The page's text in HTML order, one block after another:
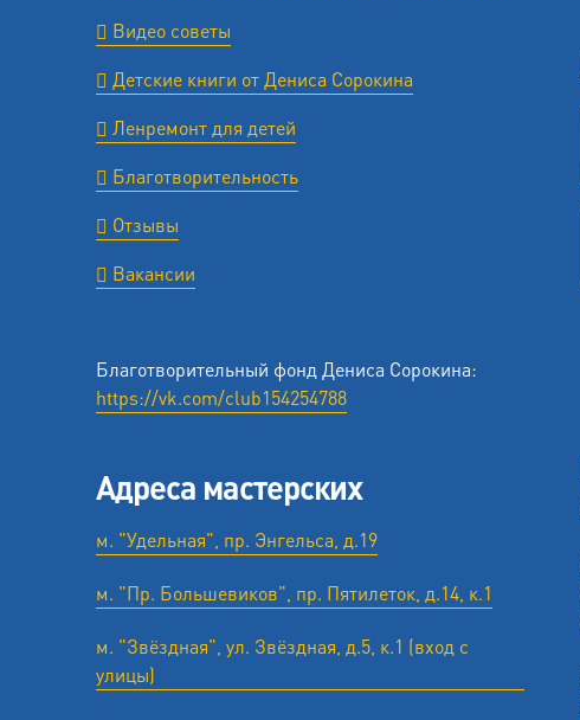
Видео советы
Детские книги от Дениса Сорокина
Ленремонт для детей
Благотворительность
Отзывы
Вакансии
Благотворительный фонд Дениса Сорокина:
https://vk.com/club154254788
Адреса мастерских
м. "Удельная", пр. Энгельса, д.19
м. "Пр. Большевиков", пр. Пятилеток, д.14, к.1
м. "Звёздная", ул. Звёздная, д.5, к.1 (вход с
улицы)